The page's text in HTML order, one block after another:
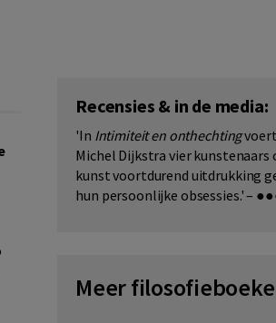
Recensies & in de media:
'In Intimiteit en onthechting
Michel Dijkstra vier kunstenaars
kunst voortdurend uitdrukking
hun persoonlijke obsessies.' –
Meer